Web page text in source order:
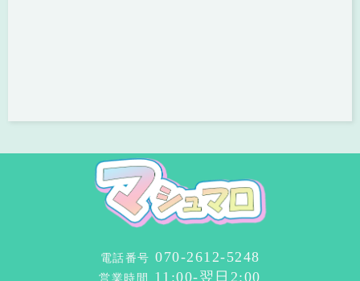
電話番号 070-2612-5248
営業時間 11:00-翌日2:00